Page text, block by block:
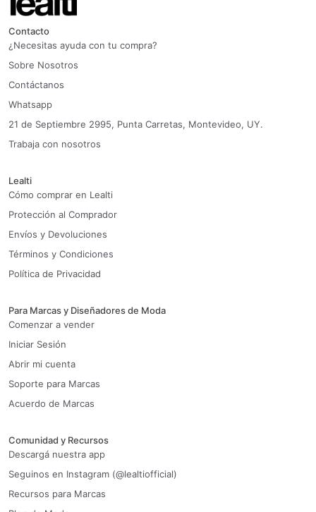
Contacto
¿Necesitas ayuda con tu compra?
Sobre Nosotros
Contáctanos
Whatsapp
21 de Septiembre 2995, Punta Carretas, Montevideo, UY.
Trabaja con nosotros
Lealti
Cómo comprar en Lealti
Protección al Comprador
Envíos y Devoluciones
Términos y Condiciones
Política de Privacidad
Para Marcas y Diseñadores de Moda
Comenzar a vender
Iniciar Sesión
Abrir mi cuenta
Soporte para Marcas
Acuerdo de Marcas
Comunidad y Recursos
Descargá nuestra app
Seguinos en Instagram (@lealtiofficial)
Recursos para Marcas